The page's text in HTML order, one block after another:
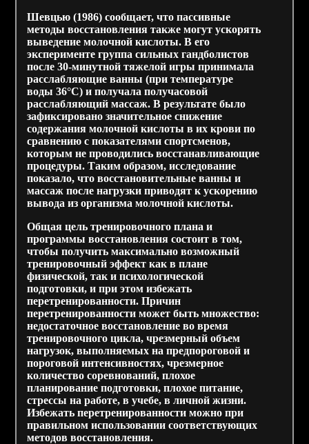
Шевцью (1986) сообщает, что пассивные
методы восстановления также могут ускорять
выведение молочной кислоты. В его
эксперименте группа сильных гандболистов
после 30-минутной тяжелой игры принимала
расслабляющие ванны (при температуре
воды 36°С) и получала получасовой
расслабляющий массаж. В результате было
зафиксировано значительное снижение
содержания молочной кислоты в их крови по
сравнению с показателями спортсменов,
которым не проводились восстанавливающие
процедуры. Таким образом, исследование
показало, что восстановительные ванны и
массаж после нагрузки приводят к ускорению
вывода из организма молочной кислоты.
Общая цель тренировочного плана и
программы восстановления состоит в том,
чтобы получить максимально возможный
тренировочный эффект как в плане
физической, так и психологической
подготовки, и при этом избежать
перетренированности. Причин
перетренированности может быть множество:
недостаточное восстановление во время
тренировочного цикла, чрезмерный объем
нагрузок, выполняемых на предпороговой и
пороговой интенсивностях, чрезмерное
количество соревнований, плохое
планирование подготовки, плохое питание,
стрессы на работе, в учебе, в личной жизни.
Избежать перетренированности можно при
правильном использовании соответствующих
методов восстановления.